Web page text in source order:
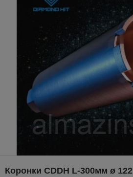
Коронки CDDH L-300мм ø 122